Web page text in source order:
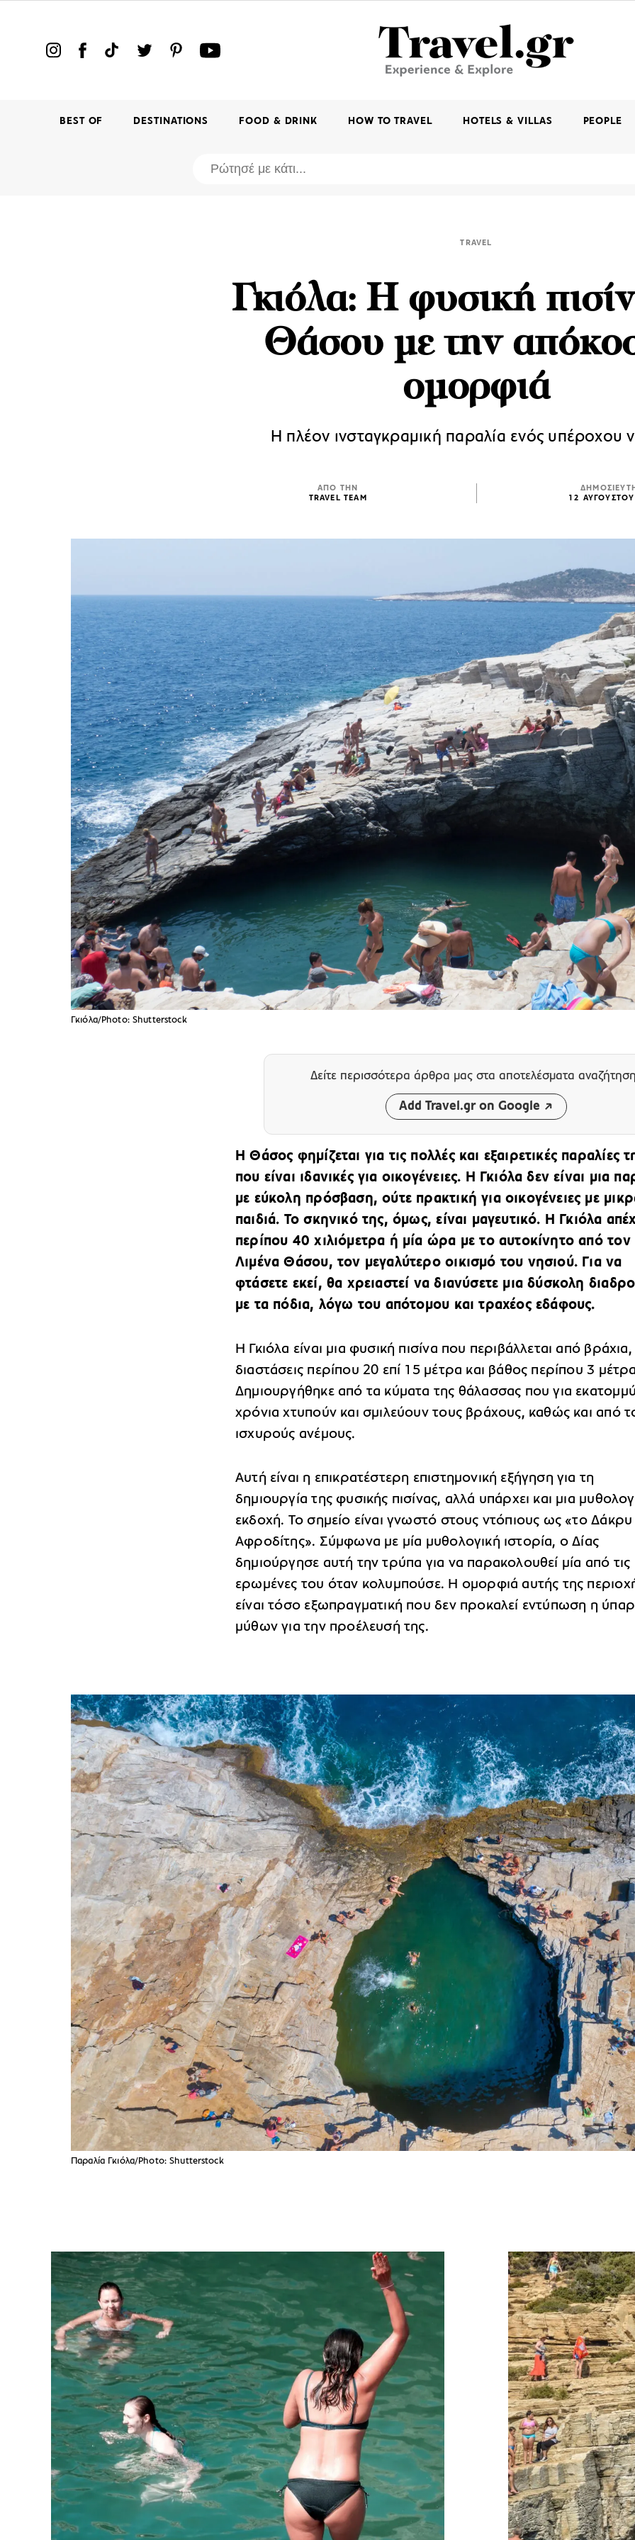
BEST OF DESTINATIONS FOOD & DRINK HOW TO TRAVEL HOTELS & VILLAS PEOPLE
TRAVEL
Γκιόλα: Η φυσική
Θάσου με την
ομορφιά
Η πλέον ινσταγκραμική παραλία ενός υπέροχου
ΑΠΟ ΤΗΝ
TRAVEL TEAM
12
Γκιόλα/Photo: Shutterstock
Δείτε περισσότερα άρθρα μας στα αποτελέσματα
Add Travel.gr on Google
Η Θάσος φημίζεται για τις πολλές και εξαιρετικές παραλίες
που είναι ιδανικές για οικογένειες. Η Γκιόλα δεν είναι μια
με εύκολη πρόσβαση, ούτε πρακτική για οικογένειες με
παιδιά. Το σκηνικό της, όμως, είναι μαγευτικό. Η Γκιόλα
περίπου 40 χιλιόμετρα ή μία ώρα με το αυτοκίνητο από τον
Λιμένα Θάσου, τον μεγαλύτερο οικισμό του νησιού. Για να
φτάσετε εκεί, θα χρειαστεί να διανύσετε μια δύσκολη
με τα πόδια, λόγω του απότομου και τραχέος εδάφους.
Η Γκιόλα είναι μια φυσική πισίνα που περιβάλλεται από
διαστάσεις περίπου 20 επί 15 μέτρα και βάθος περίπου 3
Δημιουργήθηκε από τα κύματα της θάλασσας που για
χρόνια χτυπούν και σμιλεύουν τους βράχους, καθώς και από
ισχυρούς ανέμους.
Αυτή είναι η επικρατέστερη επιστημονική εξήγηση για τη
δημιουργία της φυσικής πισίνας, αλλά υπάρχει και μια
εκδοχή. Το σημείο είναι γνωστό στους ντόπιους ως «το Δάκρυ
Αφροδίτης». Σύμφωνα με μία μυθολογική ιστορία, ο Δίας
δημιούργησε αυτή την τρύπα για να παρακολουθεί μία από τις
ερωμένες του όταν κολυμπούσε. Η ομορφιά αυτής της
είναι τόσο εξωπραγματική που δεν προκαλεί εντύπωση η
μύθων για την προέλευσή της.
Παραλία Γκιόλα/Photo: Shutterstock